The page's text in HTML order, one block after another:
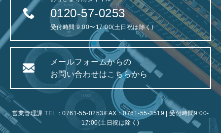
0120-57-0253
受付時間 9:00〜17:00(土日祝は除く)
メールフォームからの
お問い合わせはこちらから
営業管理課 TEL：0761-55-0253/FAX：0761-55-3519 | 受付時間9:00-
17:00(土日祝は除く)